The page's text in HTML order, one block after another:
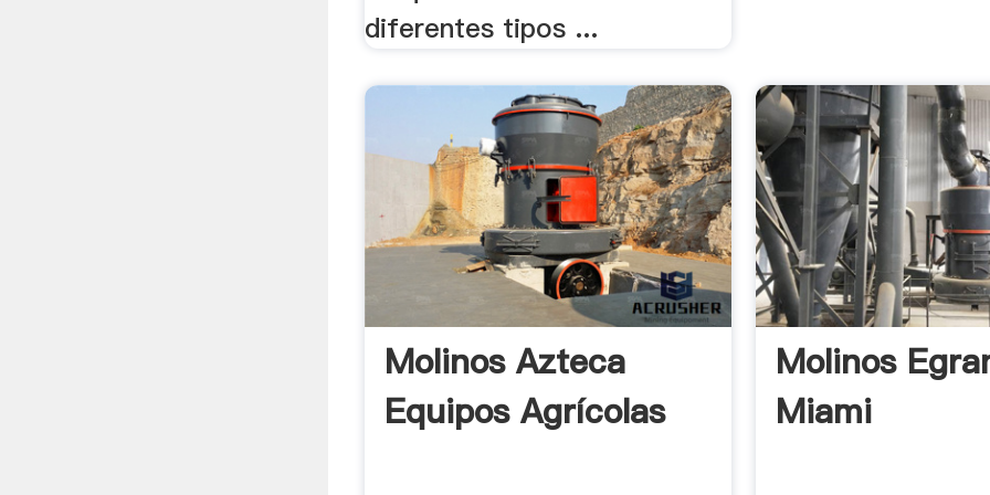
diferentes tipos ...
Molinos Azteca
Equipos Agrícolas
Molinos
Miami